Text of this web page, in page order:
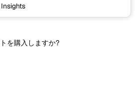
を購入しますか?